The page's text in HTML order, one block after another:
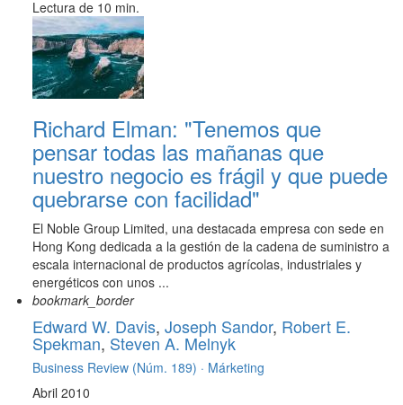
Lectura de 10 min.
Richard Elman: "Tenemos que
pensar todas las mañanas que
nuestro negocio es frágil y que puede
quebrarse con facilidad"
El Noble Group Limited, una destacada empresa con sede en
Hong Kong dedicada a la gestión de la cadena de suministro a
escala internacional de productos agrícolas, industriales y
energéticos con unos ...
bookmark_border
Edward W. Davis, Joseph Sandor, Robert E.
Spekman, Steven A. Melnyk
Business Review (Núm. 189) · Márketing
Abril 2010